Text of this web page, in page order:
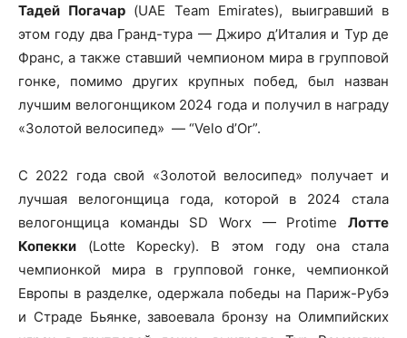
Тадей Погачар(UAE Team Emirates), выигравший в
этом году два Гранд-тура — Джиро д’Италия и Тур де
Франс, а также ставший чемпионом мира в групповой
гонке, помимо других крупных побед, был назван
лучшим велогонщиком 2024 года и получил в награду
«Золотой велосипед» — “Velo d’Or”.
С 2022 года свой «Золотой велосипед» получает и
лучшая велогонщица года, которой в 2024 стала
велогонщица команды SD Worx — Protime Лотте
Копекки (Lotte Kopecky). В этом году она стала
чемпионкой мира в групповой гонке, чемпионкой
Европы в разделке, одержала победы на Париж-Рубэ
и Страде Бьянке, завоевала бронзу на Олимпийских